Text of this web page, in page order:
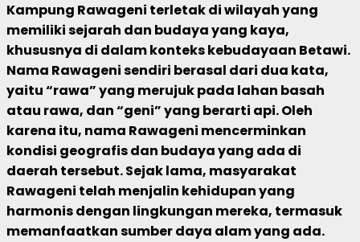
Kampung Rawageni terletak di wilayah yang
memiliki sejarah dan budaya yang kaya,
khususnya di dalam konteks kebudayaan Betawi.
Nama Rawageni sendiri berasal dari dua kata,
yaitu “rawa” yang merujuk pada lahan basah
atau rawa, dan “geni” yang berarti api. Oleh
karena itu, nama Rawageni mencerminkan
kondisi geografis dan budaya yang ada di
daerah tersebut. Sejak lama, masyarakat
Rawageni telah menjalin kehidupan yang
harmonis dengan lingkungan mereka, termasuk
memanfaatkan sumber daya alam yang ada.